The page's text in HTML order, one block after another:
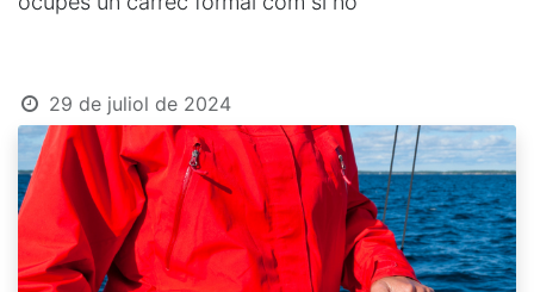
29 de juliol de 2024